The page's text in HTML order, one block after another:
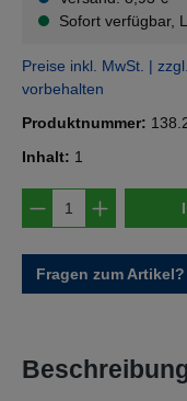
Sofort verfügbar,
Preise inkl. MwSt. |
vorbehalten
Produktnummer:
Inhalt: 1
Produkt
Fragen zum Artikel?